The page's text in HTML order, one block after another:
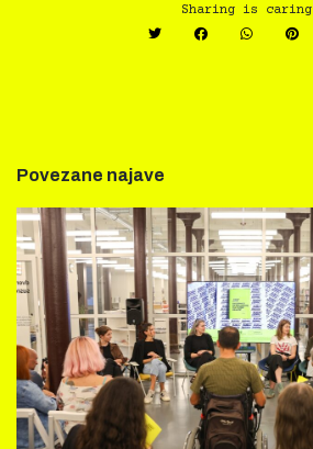
Sharing is caring
Povezane najave